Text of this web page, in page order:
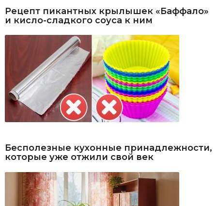
Рецепт пикантных крылышек «Баффало»
и кисло-сладкого соуса к ним
Бесполезные кухонные принадлежности,
которые уже отжили свой век